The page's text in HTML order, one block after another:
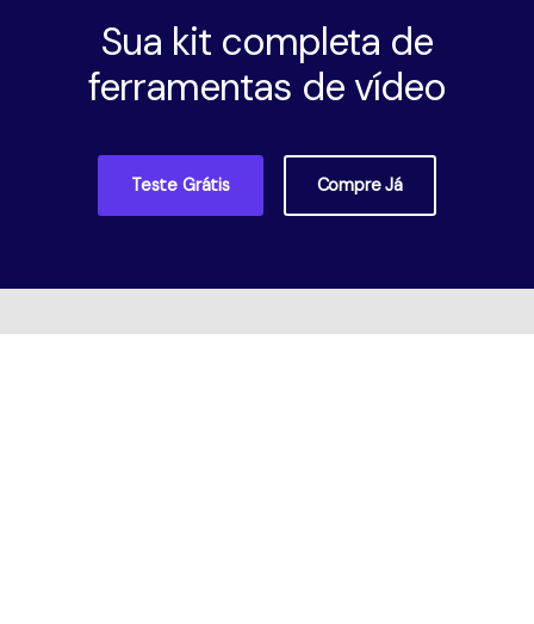
Sua kit completa de
ferramentas de vídeo
Teste Grátis Compre Já